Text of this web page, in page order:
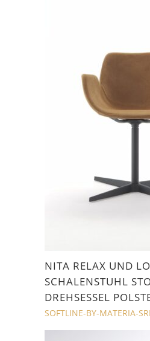
NITA RELAX UND
SCHALENSTUHL
DREHSESSEL
SOFTLINE-BY-MATERIA-